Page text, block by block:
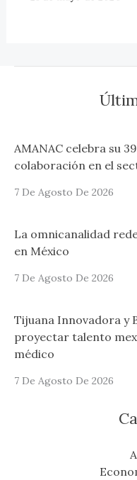
AMANAC celebra su
colaboración en el
7 De Agosto De 2026
La omnicanalidad
en México
7 De Agosto De 2026
Tijuana Innovadora y
proyectar talento
médico
7 De Agosto De 2026